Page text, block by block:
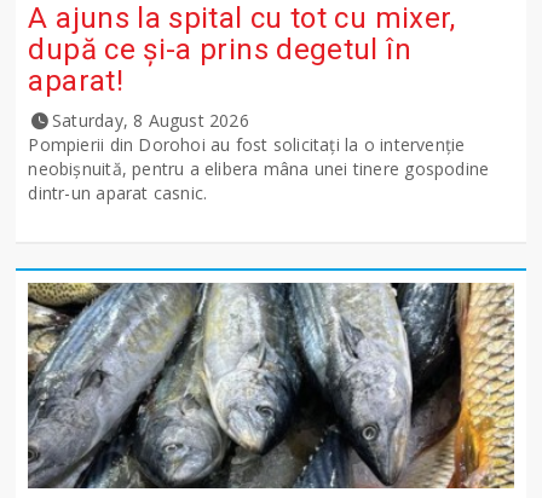
A ajuns la spital cu tot cu mixer,
după ce și-a prins degetul în
aparat!
Saturday, 8 August 2026
Pompierii din Dorohoi au fost solicitați la o intervenție
neobișnuită, pentru a elibera mâna unei tinere gospodine
dintr-un aparat casnic.